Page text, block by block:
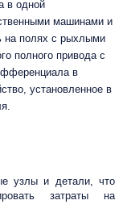
в одной
машинами и
на полях с рыхлыми
полного привода с
в
установленное в
узлы и детали, что
затраты на